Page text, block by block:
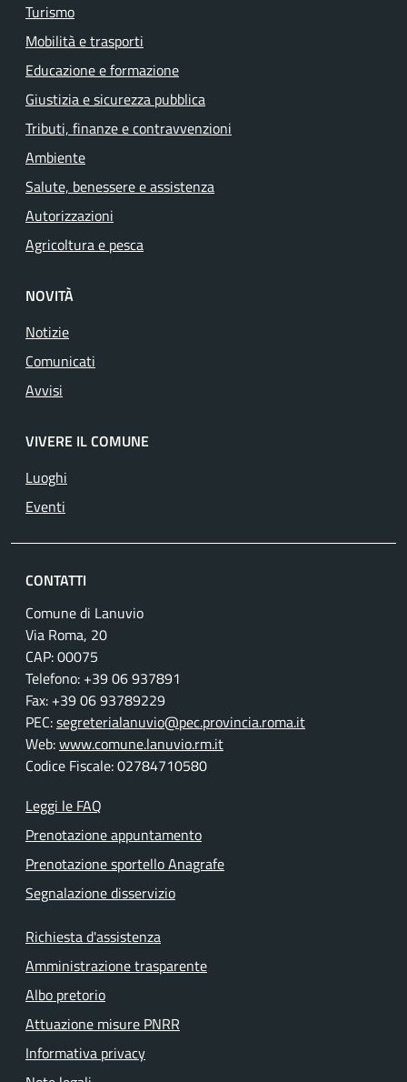
Turismo
Mobilità e trasporti
Educazione e formazione
Giustizia e sicurezza pubblica
Tributi, finanze e contravvenzioni
Ambiente
Salute, benessere e assistenza
Autorizzazioni
Agricoltura e pesca
NOVITÀ
Notizie
Comunicati
Avvisi
VIVERE IL COMUNE
Luoghi
Eventi
CONTATTI
Comune di Lanuvio
Via Roma, 20
CAP: 00075
Telefono: +39 06 937891
Fax: +39 06 93789229
PEC:segreterialanuvio@pec.provincia.roma.it
Web:www.comune.lanuvio.rm.it
Codice Fiscale: 02784710580
Leggi le FAQ
Prenotazione appuntamento
Prenotazione sportello Anagrafe
Segnalazione disservizio
Richiesta d'assistenza
Amministrazione trasparente
Albo pretorio
Attuazione misure PNRR
Informativa privacy